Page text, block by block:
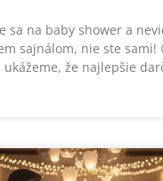
sa na baby shower a
sajnálom, nie ste sami!
že najlepšie